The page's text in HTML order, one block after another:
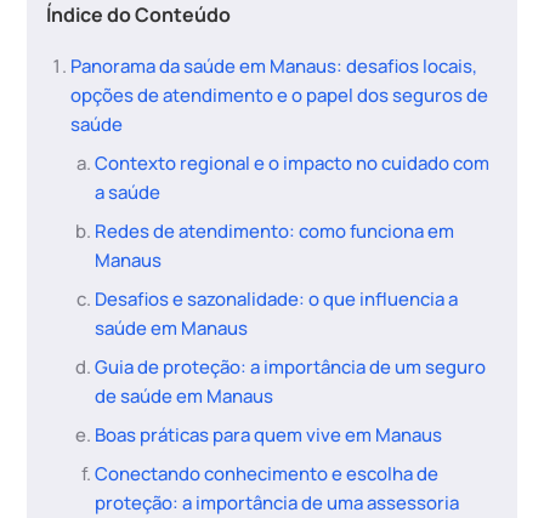
Índice do Conteúdo
Panorama da saúde em Manaus: desafios locais,
opções de atendimento e o papel dos seguros de
saúde
Contexto regional e o impacto no cuidado com
a saúde
Redes de atendimento: como funciona em
Manaus
Desafios e sazonalidade: o que influencia a
saúde em Manaus
Guia de proteção: a importância de um seguro
de saúde em Manaus
Boas práticas para quem vive em Manaus
Conectando conhecimento e escolha de
proteção: a importância de uma assessoria